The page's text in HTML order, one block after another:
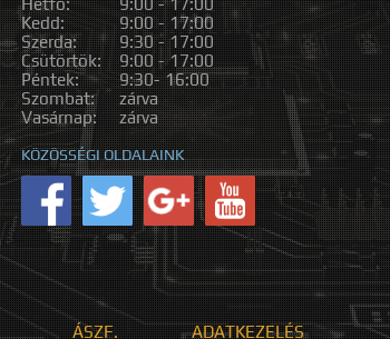
Hétfő:
9:00 - 17:00
Kedd:
9:00 - 17:00
Szerda:
9:30 - 17:00
Csütörtök:
9:00 - 17:00
Péntek:
9:30- 16:00
Szombat:
zárva
Vasárnap:
zárva
KÖZÖSSÉGI OLDALAINK
ÁSZF. ADATKEZELÉS